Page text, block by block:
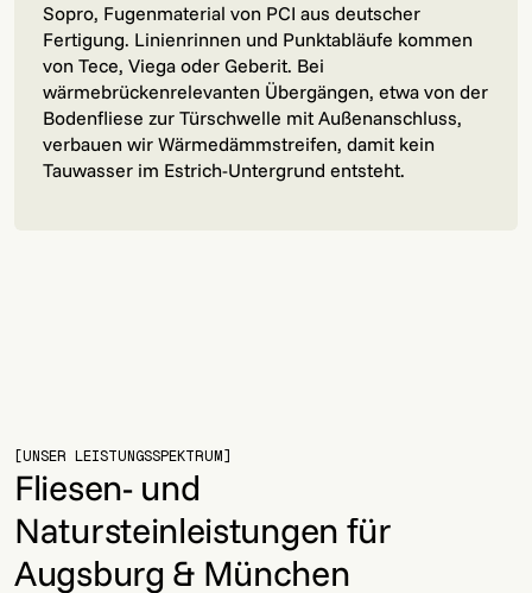
Sopro, Fugenmaterial von PCI aus deutscher
Fertigung. Linienrinnen und Punktabläufe kommen
von Tece, Viega oder Geberit. Bei
wärmebrückenrelevanten Übergängen, etwa von der
Bodenfliese zur Türschwelle mit Außenanschluss,
verbauen wir Wärmedämmstreifen, damit kein
Tauwasser im Estrich-Untergrund entsteht.
[UNSER LEISTUNGSSPEKTRUM]
Fliesen- und
Natursteinleistungen für
Augsburg & München